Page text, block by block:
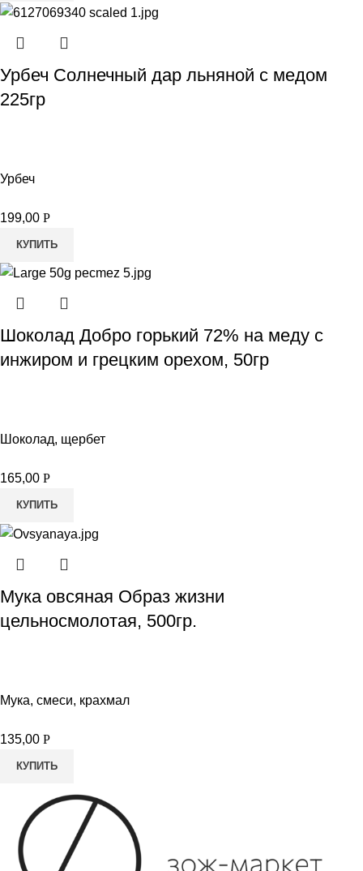
Урбеч Солнечный дар льняной с медом
225гр
Урбеч
199,00 Р
КУПИТЬ
Шоколад Добро горький 72% на меду с
инжиром и грецким орехом, 50гр
Шоколад, щербет
165,00 Р
КУПИТЬ
Мука овсяная Образ жизни
цельносмолотая, 500гр.
Мука, смеси, крахмал
135,00 Р
КУПИТЬ